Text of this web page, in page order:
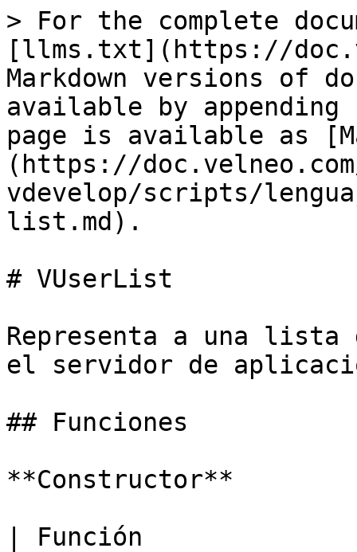
> For the complete
[llms.txt](https://
Markdown versions of
available by
page is available as
(https://
vdevelop/scripts/
list.md).
# VUserList
Representa a una lista
el servidor de
## Funciones
**Constructor**
| Función